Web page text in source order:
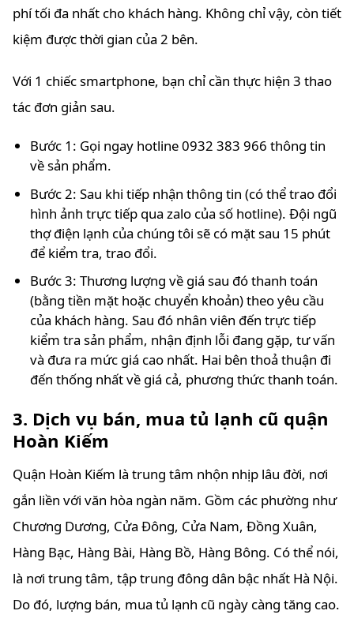
phí tối đa nhất cho khách hàng. Không chỉ vậy, còn tiết
kiệm được thời gian của 2 bên.
Với 1 chiếc smartphone, bạn chỉ cần thực hiện 3 thao
tác đơn giản sau.
Bước 1: Gọi ngay hotline 0932 383 966 thông tin
về sản phẩm.
Bước 2: Sau khi tiếp nhận thông tin (có thể trao đổi
hình ảnh trực tiếp qua zalo của số hotline). Đội ngũ
thợ điện lạnh của chúng tôi sẽ có mặt sau 15 phút
để kiểm tra, trao đổi.
Bước 3: Thương lượng về giá sau đó thanh toán
(bằng tiền mặt hoặc chuyển khoản) theo yêu cầu
của khách hàng. Sau đó nhân viên đến trực tiếp
kiểm tra sản phẩm, nhận định lỗi đang gặp, tư vấn
và đưa ra mức giá cao nhất. Hai bên thoả thuận đi
đến thống nhất về giá cả, phương thức thanh toán.
3. Dịch vụ bán, mua tủ lạnh cũ quận
Hoàn Kiếm
Quận Hoàn Kiếm là trung tâm nhộn nhịp lâu đời, nơi
gắn liền với văn hòa ngàn năm. Gồm các phường như
Chương Dương, Cửa Đông, Cửa Nam, Đồng Xuân,
Hàng Bạc, Hàng Bài, Hàng Bồ, Hàng Bông. Có thể nói,
là nơi trung tâm, tập trung đông dân bậc nhất Hà Nội.
Do đó, lượng bán, mua tủ lạnh cũ ngày càng tăng cao.